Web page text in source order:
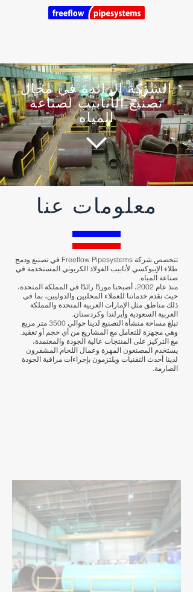
الشركة الرائدة في مجال
تصنيع الأنابيب لصناعة
المياه
معلومات عنا
تتخصص شركة Freeflow Pipesystems في تصنيع ودمج
طلاء الإيبوكسي لأنابيب الفولاذ الكربوني المستخدمة في
صناعة المياه.
منذ عام 2002، أصبحنا موردًا رائدًا في المملكة المتحدة،
حيث نقدم خدماتنا للعملاء المحليين والدوليين، بما في
ذلك مناطق مثل الإمارات العربية المتحدة والمملكة
العربية السعودية وأيرلندا وكردستان.
تبلغ مساحة منشأة التصنيع لدينا حوالي 3500 متر مربع
وهي مجهزة للتعامل مع المشاريع من أي حجم أو تعقيد.
مع التركيز على المنتجات عالية الجودة والمعتمدة،
يستخدم المصنعون المهرة وعمال اللحام المشفرون
لدينا أحدث التقنيات ويلتزمون بإجراءات مراقبة الجودة
الصارمة.